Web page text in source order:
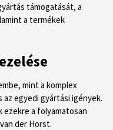
támogatását, a
a termékek
mint a komplex
egyedi gyártási igények.
ezekre a folyamatosan
der Horst.